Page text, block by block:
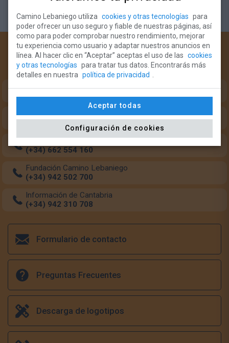
¿Necesitas ayuda?
Teléfonos de intererés para el peregrino:
Oficina del Peregrino (Monasterio Santo Toribio)
(+34) 633 349 684
Oficina del Peregrino (Potes)
(+34) 942 738 126
Transporte de mochilas
(+34) 662 554 160
Fundación Camino Lebaniego
(+34) 942 502 700
Información de Cantabria
(+34) 942 310 708
Formulario de contacto
Preguntas Frecuentes
Descarga de logotipos
Camino Lebaniego utiliza cookies y otras tecnologías para
poder ofrecer un uso seguro y fiable de nuestras páginas, así
como para poder comprobar nuestro rendimiento, mejorar
tu experiencia como usuario y adaptar nuestros anuncios en
línea. Al hacer clic en “Aceptar” aceptas el uso de las cookies
y otras tecnologías para tratar tus datos. Encontrarás más
detalles en nuestra política de privacidad
Aceptar todas
Configuración de cookies